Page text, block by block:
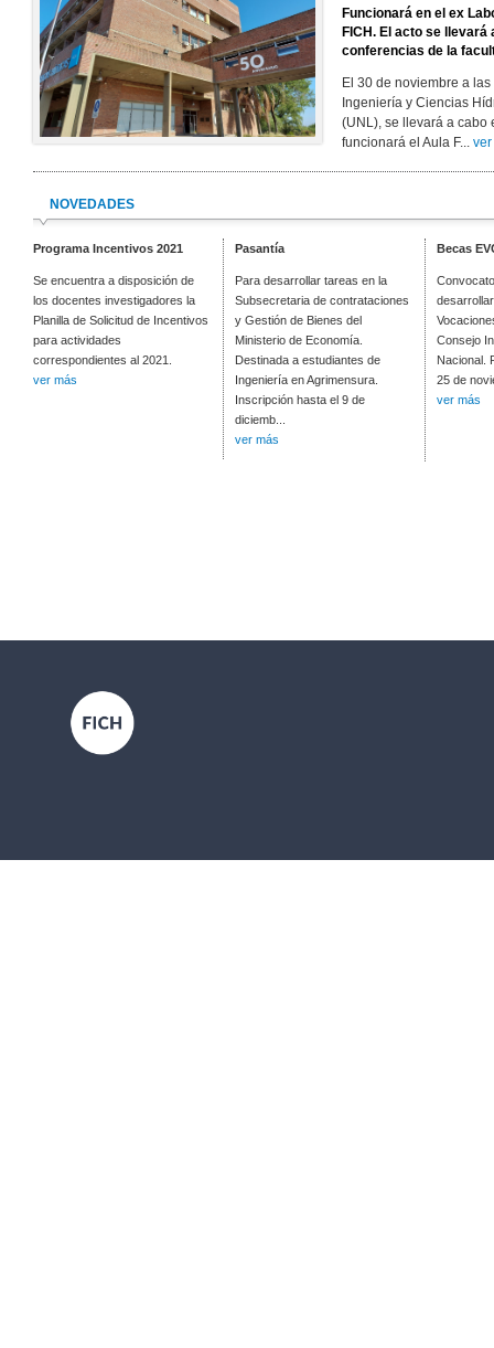
Funcionará en el ex
FICH. El acto se
conferencias de la
El 30 de noviembre a
Ingeniería y Ciencias
(UNL), se llevará a cabo
funcionará el Aula F...
NOVEDADES
Programa Incentivos 2021
Se encuentra a disposición de
los docentes investigadores la
Planilla de Solicitud de Incentivos
para actividades
correspondientes al 2021.
ver más
Pasantía
Para desarrollar tareas en la
Subsecretaria de contrataciones
y Gestión de Bienes del
Ministerio de Economía.
Destinada a estudiantes de
Ingeniería en Agrimensura.
Inscripción hasta el 9 de
diciemb...
ver más
Becas
Consejo
Nacional.
25 de
ver más